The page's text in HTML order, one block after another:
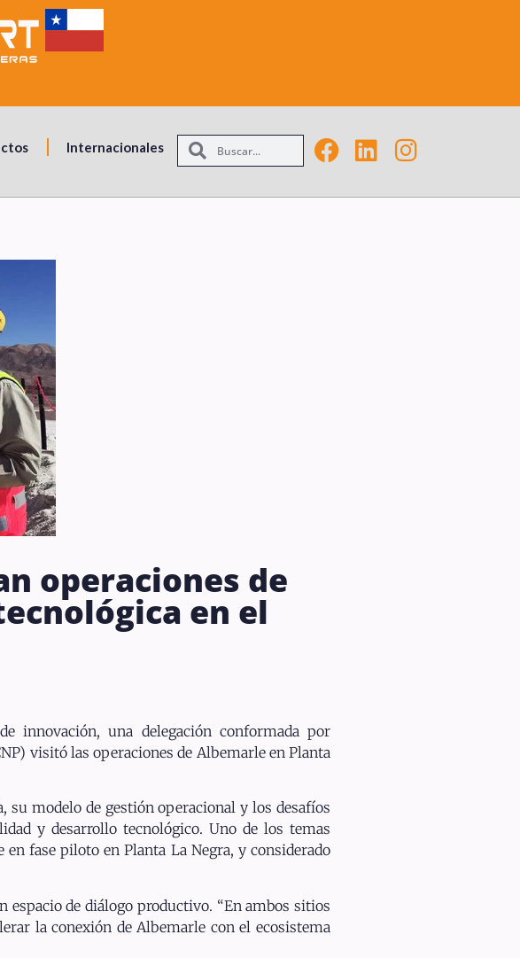
Internacionales
operaciones de
en el
innovación, una delegación conformada por
visitó las operaciones de Albemarle en Planta
su modelo de gestión operacional y los desafíos
y desarrollo tecnológico. Uno de los temas
fase piloto en Planta La Negra, y considerado
espacio de diálogo productivo. “En ambos sitios
la conexión de Albemarle con el ecosistema